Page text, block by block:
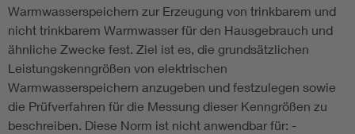
Cybersecurity in der Industrieautomatisierung
DIN VDE 0100 für sichere Elektroinstallationen
Elektrofachkraft (EFK)
Warmwasserspeichern zur Erzeugung von trinkbarem und
nicht trinkbarem Warmwasser für den Hausgebrauch und
ähnliche Zwecke fest. Ziel ist es, die grundsätzlichen
Leistungskenngrößen von elektrischen
Warmwasserspeichern anzugeben und festzulegen sowie
die Prüfverfahren für die Messung dieser Kenngrößen zu
beschreiben. Diese Norm ist nicht anwendbar für: -